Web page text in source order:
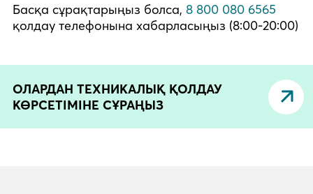
Басқа сұрақтарыңыз болса, 8 800 080 6565
қолдау телефонына хабарласыңыз (8:00-20:00)
ОЛАРДАН ТЕХНИКАЛЫҚ ҚОЛДАУ
КӨРСЕТІМІНЕ СҰРАҢЫЗ